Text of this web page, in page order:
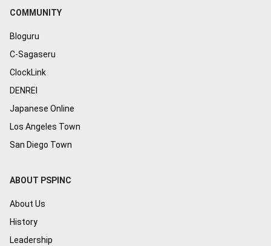
COMMUNITY
Bloguru
C-Sagaseru
ClockLink
DENREI
Japanese Online
Los Angeles Town
San Diego Town
ABOUT PSPINC
About Us
History
Leadership